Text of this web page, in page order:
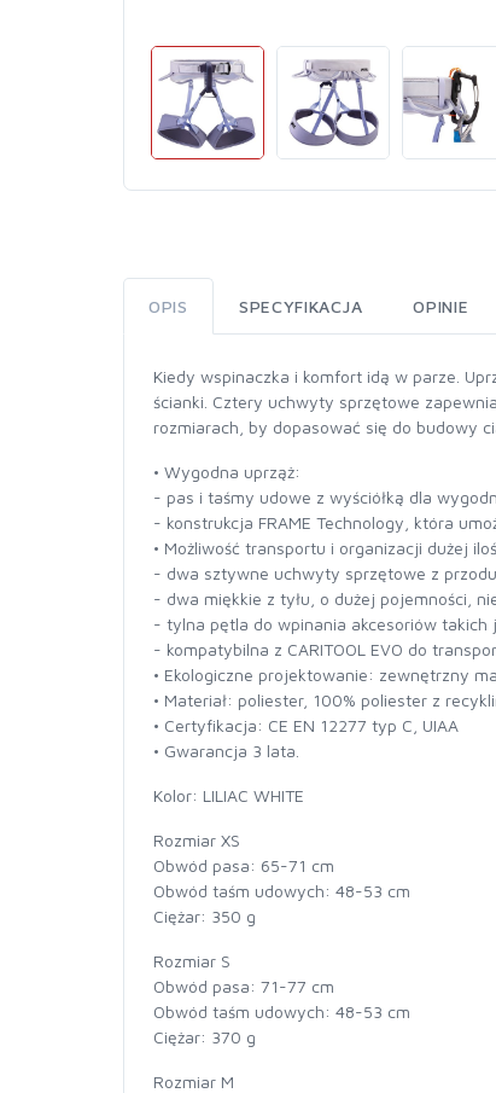
OPIS SPECYFIKACJA OPINIE
Kiedy wspinaczka i komfort idą w parze.
ścianki. Cztery uchwyty sprzętowe
rozmiarach, by dopasować się do budowy
• Wygodna uprząż:
- pas i taśmy udowe z wyściółką dla
- konstrukcja FRAME Technology, która
• Możliwość transportu i organizacji dużej
- dwa sztywne uchwyty sprzętowe z
- dwa miękkie z tyłu, o dużej pojemności,
- tylna pętla do wpinania akcesoriów takich
- kompatybilna z CARITOOL EVO do
• Ekologiczne projektowanie: zewnętrzny
• Materiał: poliester, 100% poliester z
• Certyfikacja: CE EN 12277 typ C, UIAA
• Gwarancja 3 lata.
Kolor: LILIAC WHITE
Rozmiar XS
Obwód pasa: 65-71 cm
Obwód taśm udowych: 48-53 cm
Ciężar: 350 g
Rozmiar S
Obwód pasa: 71-77 cm
Obwód taśm udowych: 48-53 cm
Ciężar: 370 g
Rozmiar M